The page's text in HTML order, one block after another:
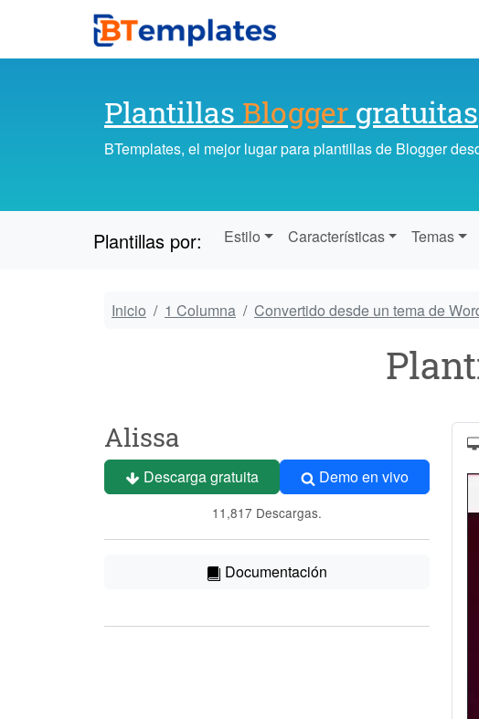
Plantillas Blogger gratuitas
BTemplates, el mejor lugar para plantillas de Blogger
Plantillas por: Estilo Características Temas
Inicio 1 Columna Convertido desde un tema de
Alissa
Descarga gratuita Demo en vivo
11,817 Descargas.
Documentación